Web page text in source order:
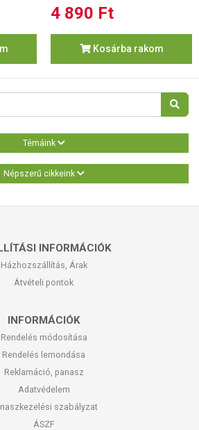
4 890 Ft
Kosárba rakom
Témáink
Népszerű cikkeink
INFORMÁCIÓK
Házhozszállítás, Árak
Átvételi pontok
INFORMÁCIÓK
Rendelés módosítása
Rendelés lemondása
Reklamáció, panasz
Adatvédelem
szabályzat
ÁSZF